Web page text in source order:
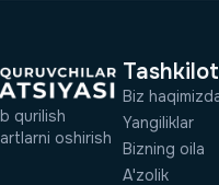
mulk
shahriga
qurilish
oshirish
Tashkilot
Biz
Yangiliklar
Bizning oila
A'zolik